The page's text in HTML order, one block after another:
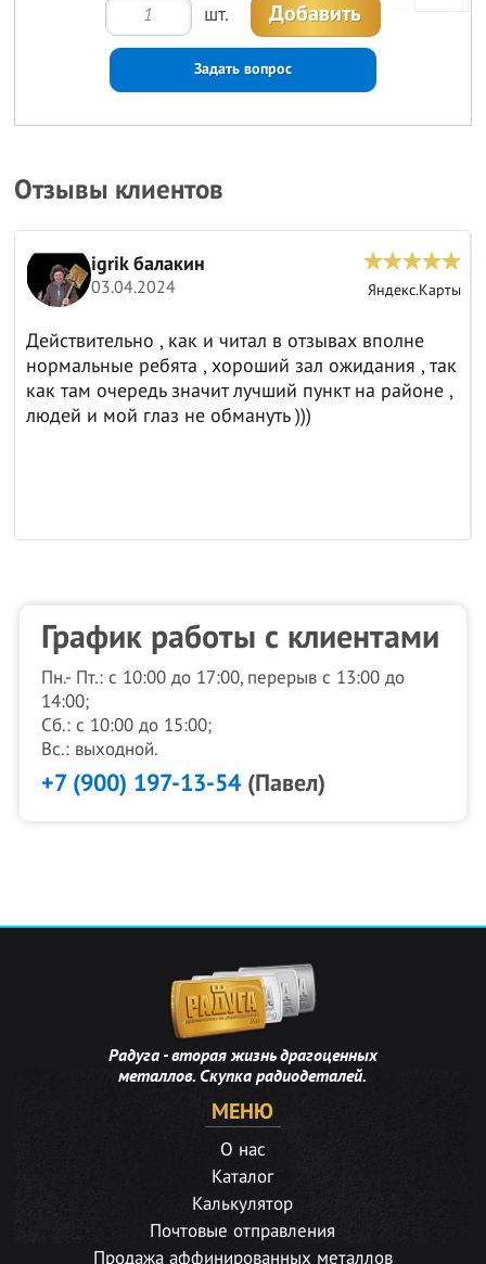
шт. Добавить
Задать вопрос
Отзывы клиентов
igrik балакин
03.04.2024 Яндекс.Карты
Действительно , как и читал в отзывах вполне
нормальные ребята , хороший зал ожидания , так
как там очередь значит лучший пункт на районе ,
людей и мой глаз не обмануть )))
График работы с клиентами
Пн.- Пт.: с 10:00 до 17:00, перерыв с 13:00 до
14:00;
Сб.: с 10:00 до 15:00;
Вс.: выходной.
+7 (900) 197-13-54(Павел)
Радуга - вторая жизнь драгоценных
металлов. Скупка радиодеталей.
МЕНЮ
О нас
Каталог
Калькулятор
Почтовые отправления
Продажа аффинированных металлов